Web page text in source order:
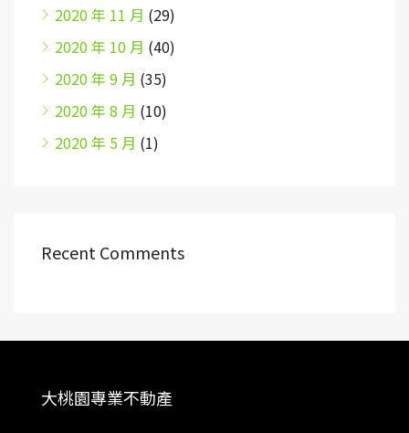
2020 年 11 月 (29)
2020 年 10 月 (40)
2020 年 9 月 (35)
2020 年 8 月 (10)
2020 年 5 月 (1)
Recent Comments
大桃園專業不動產